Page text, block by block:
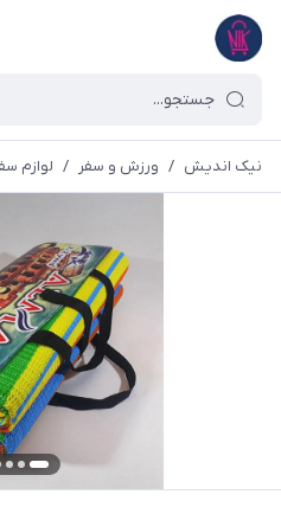
نیک اندیش / ورزش و سفر / لوازم